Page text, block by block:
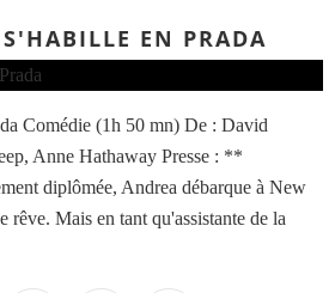
EN PRADA
Comédie (1h 50 mn) De : David
Anne Hathaway Presse : **
diplômée, Andrea débarque à New
rêve. Mais en tant qu'assistante de la